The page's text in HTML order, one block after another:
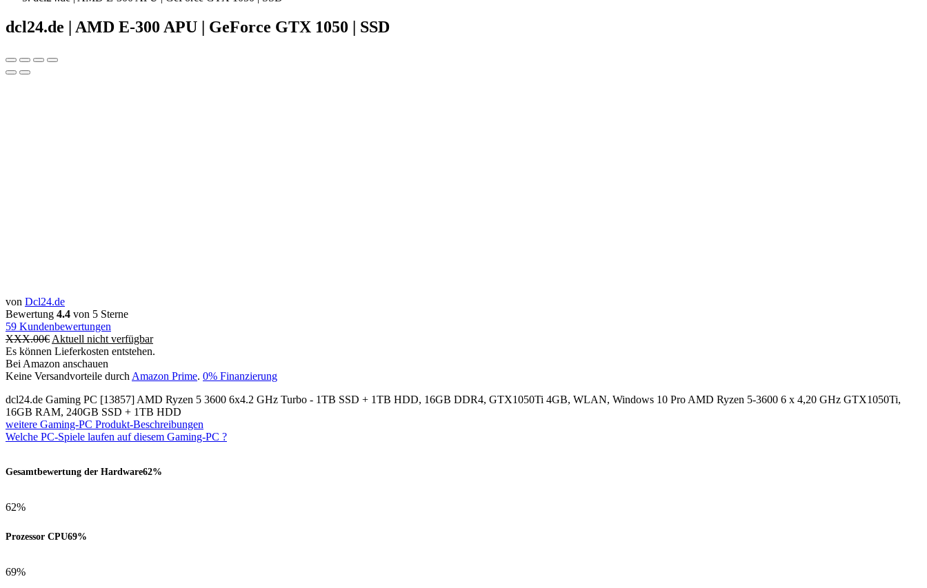
dcl24.de | AMD E-300 APU | GeForce GTX 1050 | SSD
von Dcl24.de
Bewertung 4.4 von 5 Sterne
59 Kundenbewertungen
XXX.00€ Aktuell nicht verfügbar
Es können Lieferkosten entstehen.
Bei Amazon anschauen
Keine Versandvorteile durch Amazon Prime. 0% Finanzierung
dcl24.de Gaming PC [13857] AMD Ryzen 5 3600 6x4.2 GHz Turbo - 1TB SSD + 1TB HDD, 16GB DDR4, GTX1050Ti 4GB, WLAN, Windows 10 Pro AMD Ryzen 5-3600 6 x 4,20 GHz GTX1050Ti,
16GB RAM, 240GB SSD + 1TB HDD
weitere Gaming-PC Produkt-Beschreibungen
Welche PC-Spiele laufen auf diesem Gaming-PC ?
Gesamtbewertung der Hardware62%
62%
Prozessor CPU69%
69%